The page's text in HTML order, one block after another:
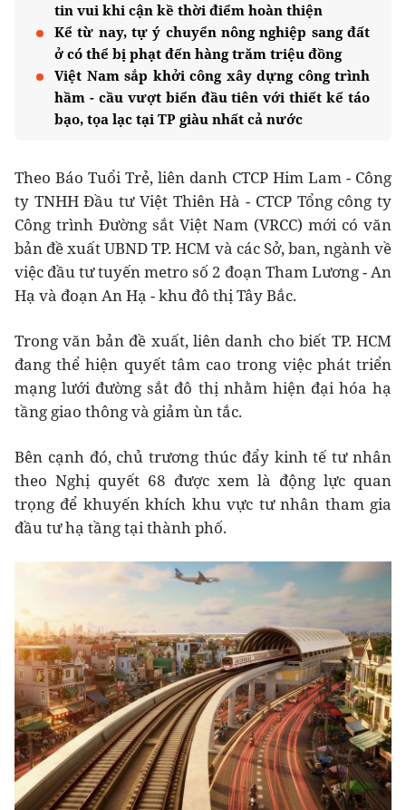
tin vui khi cận kề thời điểm hoàn thiện
Kể từ nay, tự ý chuyển nông nghiệp sang đất
ở có thể bị phạt đến hàng trăm triệu đồng
Việt Nam sắp khởi công xây dựng công trình
hầm - cầu vượt biển đầu tiên với thiết kế táo
bạo, tọa lạc tại TP giàu nhất cả nước
Theo Báo Tuổi Trẻ, liên danh CTCP Him Lam - Công
ty TNHH Đầu tư Việt Thiên Hà - CTCP Tổng công ty
Công trình Đường sắt Việt Nam (VRCC) mới có văn
bản đề xuất UBND TP. HCM và các Sở, ban, ngành về
việc đầu tư tuyến metro số 2 đoạn Tham Lương - An
Hạ và đoạn An Hạ - khu đô thị Tây Bắc.
Trong văn bản đề xuất, liên danh cho biết TP. HCM
đang thể hiện quyết tâm cao trong việc phát triển
mạng lưới đường sắt đô thị nhằm hiện đại hóa hạ
tầng giao thông và giảm ùn tắc.
Bên cạnh đó, chủ trương thúc đẩy kinh tế tư nhân
theo Nghị quyết 68 được xem là động lực quan
trọng để khuyến khích khu vực tư nhân tham gia
đầu tư hạ tầng tại thành phố.